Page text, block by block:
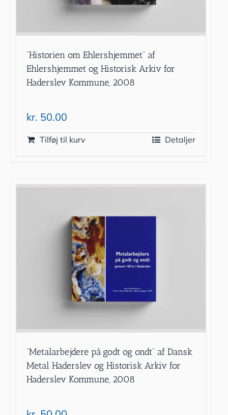
”Historien om Ehlershjemmet” af
Ehlershjemmet og Historisk Arkiv for
Haderslev Kommune, 2008
kr. 50.00
Tilføj til kurv Detaljer
”Metalarbejdere på godt og ondt” af Dansk
Metal Haderslev og Historisk Arkiv for
Haderslev Kommune, 2008